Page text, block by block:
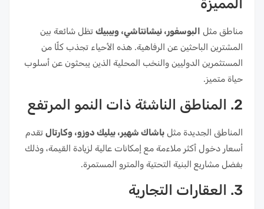
المميزة
مناطق مثل البوسفور، نيشانتاشي، وبيبيك تظل شائعة بين
المشترين الباحثين عن الرفاهية. هذه الأحياء تجذب كلًا من
المستثمرين الدوليين والنخب المحلية الذين يبحثون عن أسلوب
حياة متميز.
2. المناطق الناشئة ذات النمو المرتفع
المناطق الجديدة مثل باشاك شهير، بيليك دوزو، وكارتال تقدم
أسعار دخول أكثر ملاءمة مع إمكانات عالية لزيادة القيمة، وذلك
بفضل مشاريع البنية التحتية والمترو المستمرة.
3. العقارات التجارية